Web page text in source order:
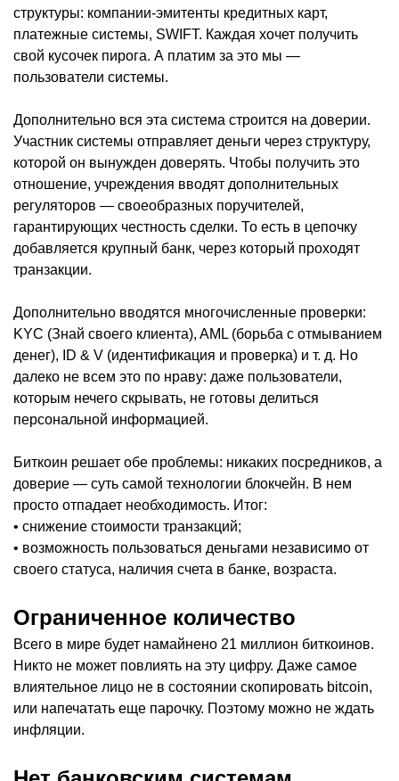
структуры: компании-эмитенты кредитных карт,
платежные системы, SWIFT. Каждая хочет получить
свой кусочек пирога. А платим за это мы —
пользователи системы.
Дополнительно вся эта система строится на доверии.
Участник системы отправляет деньги через структуру,
которой он вынужден доверять. Чтобы получить это
отношение, учреждения вводят дополнительных
регуляторов — своеобразных поручителей,
гарантирующих честность сделки. То есть в цепочку
добавляется крупный банк, через который проходят
транзакции.
Дополнительно вводятся многочисленные проверки:
KYC (Знай своего клиента), AML (борьба с отмыванием
денег), ID & V (идентификация и проверка) и т. д. Но
далеко не всем это по нраву: даже пользователи,
которым нечего скрывать, не готовы делиться
персональной информацией.
Биткоин решает обе проблемы: никаких посредников, а
доверие — суть самой технологии блокчейн. В нем
просто отпадает необходимость. Итог:
• снижение стоимости транзакций;
• возможность пользоваться деньгами независимо от
своего статуса, наличия счета в банке, возраста.
Ограниченное количество
Всего в мире будет намайнено 21 миллион биткоинов.
Никто не может повлиять на эту цифру. Даже самое
влиятельное лицо не в состоянии скопировать bitcoin,
или напечатать еще парочку. Поэтому можно не ждать
инфляции.